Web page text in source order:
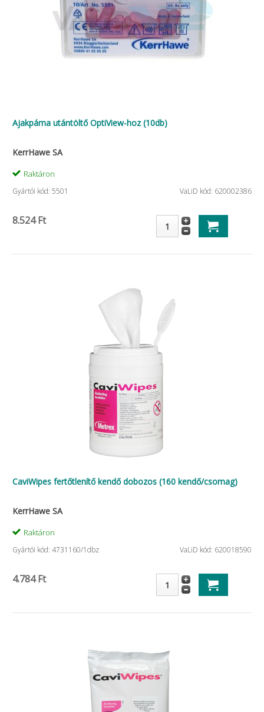
Ajakpárna utántöltő OptiView-hoz (10db)
KerrHawe SA
Raktáron
Gyártói kód: 5501 VaLiD kód: 620002386
8.524 Ft
CaviWipes fertőtlenítő kendő dobozos (160 kendő/csomag)
KerrHawe SA
Raktáron
Gyártói kód: 4731160/1dbz VaLiD kód: 620018590
4.784 Ft